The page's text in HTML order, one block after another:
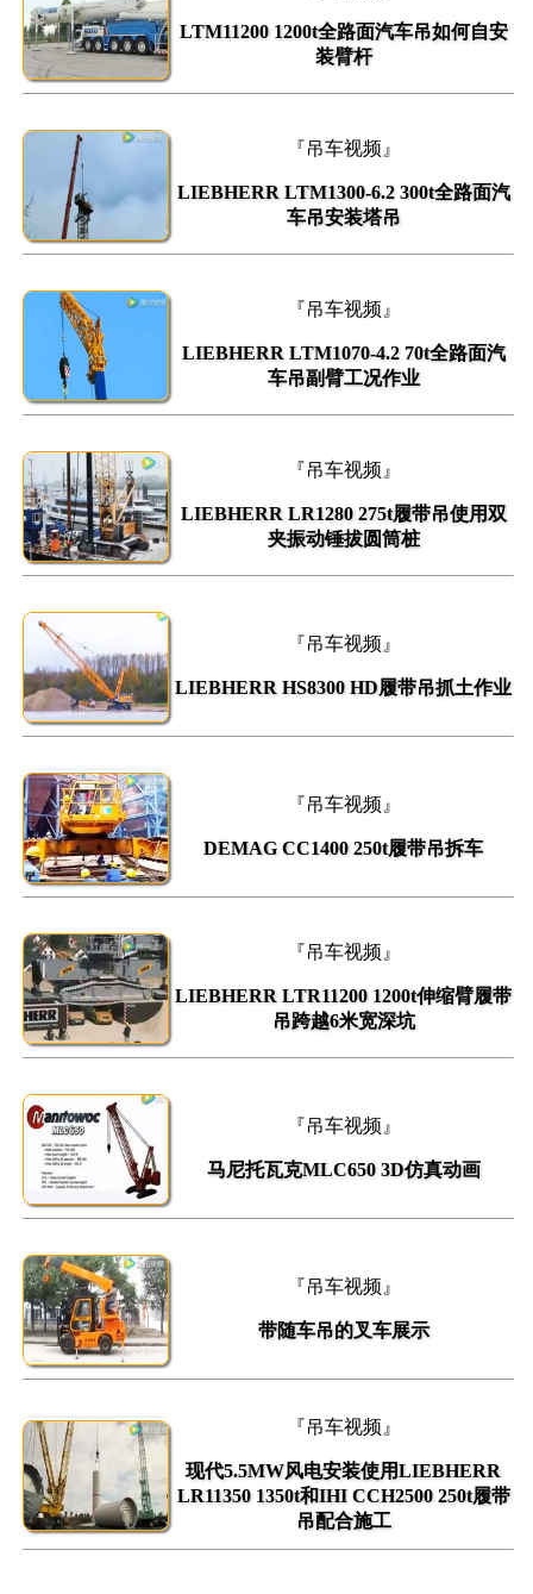
LTM11200 1200t全路面汽车吊如何自安
装臂杆
『吊车视频』
LIEBHERR LTM1300-6.2 300t全路面汽
车吊安装塔吊
『吊车视频』
LIEBHERR LTM1070-4.2 70t全路面汽
车吊副臂工况作业
『吊车视频』
LIEBHERR LR1280 275t履带吊使用双
夹振动锤拔圆筒桩
『吊车视频』
LIEBHERR HS8300 HD履带吊抓土作业
『吊车视频』
DEMAG CC1400 250t履带吊拆车
『吊车视频』
LIEBHERR LTR11200 1200t伸缩臂履带
吊跨越6米宽深坑
『吊车视频』
马尼托瓦克MLC650 3D仿真动画
『吊车视频』
带随车吊的叉车展示
『吊车视频』
现代5.5MW风电安装使用LIEBHERR
LR11350 1350t和IHI CCH2500 250t履带
吊配合施工